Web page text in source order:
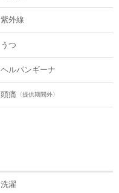
紫外線
うつ
ヘルパンギーナ
頭痛 〈提供期間外〉
洗濯